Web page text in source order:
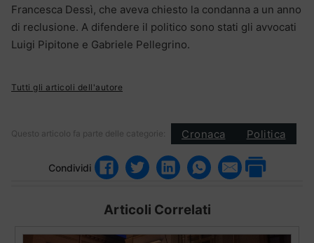
Francesca Dessì, che aveva chiesto la condanna a un anno
di reclusione. A difendere il politico sono stati gli avvocati
Luigi Pipitone e Gabriele Pellegrino.
Tutti gli articoli dell'autore
Questo articolo fa parte delle categorie: Cronaca Politica
Condividi
Articoli Correlati